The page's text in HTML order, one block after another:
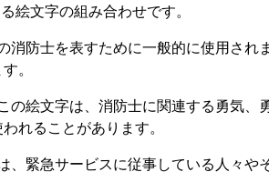
絵文字の組み合わせです。
防士を表すために一般的に使用さ
。
の絵文字は、消防士に関連する勇気
れることがあります。
、緊急サービスに従事している人々